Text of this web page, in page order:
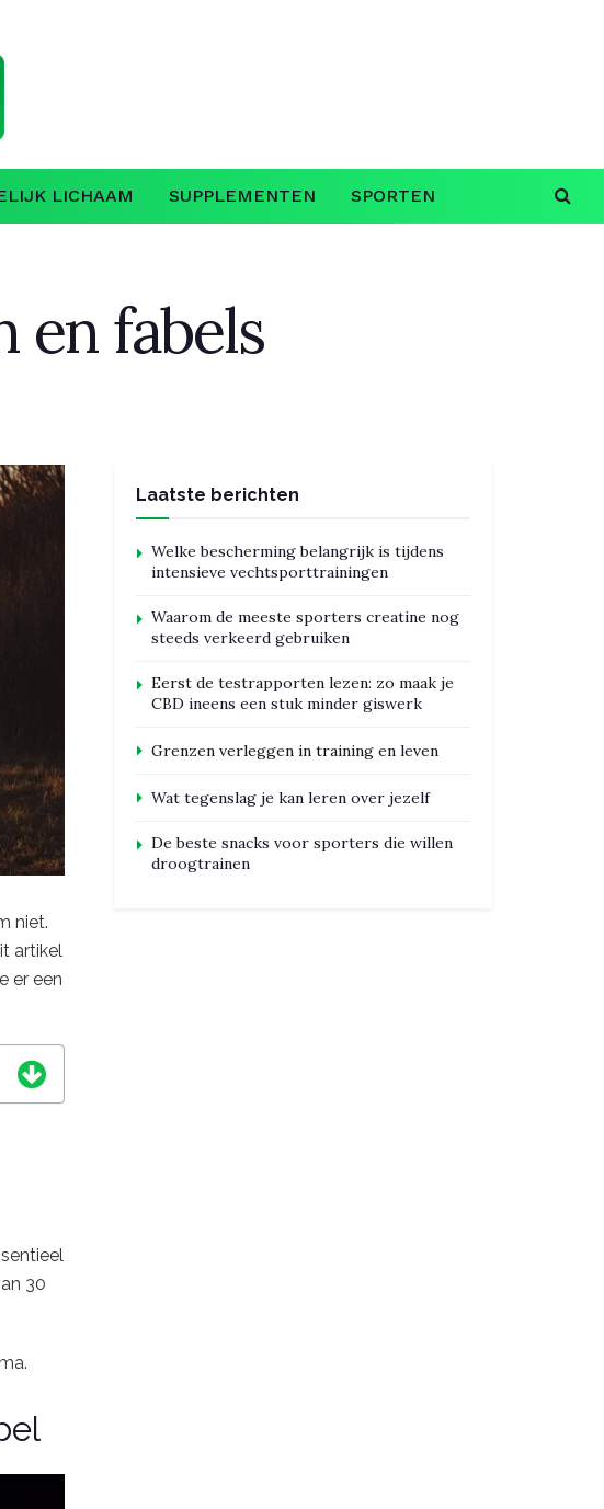
LICHAAM SUPPLEMENTEN SPORTEN
en fabels
niet.
artikel
er een
30
Laatste berichten
Welke bescherming belangrijk is tijdens
intensieve vechtsporttrainingen
Waarom de meeste sporters creatine nog
steeds verkeerd gebruiken
Eerst de testrapporten lezen: zo maak je
CBD ineens een stuk minder giswerk
Grenzen verleggen in training en leven
Wat tegenslag je kan leren over jezelf
De beste snacks voor sporters die willen
droogtrainen